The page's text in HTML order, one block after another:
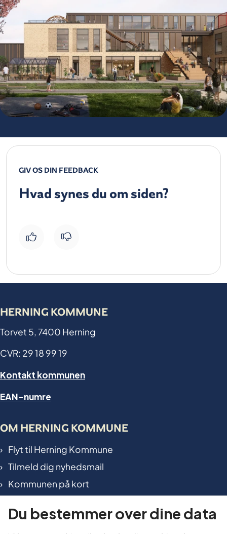
GIV OS DIN FEEDBACK
Hvad synes du om siden?
HERNING KOMMUNE
Torvet 5, 7400 Herning
CVR: 29 18 99 19
Kontakt kommunen
EAN-numre
OM HERNING KOMMUNE
Flyt til Herning Kommune
Tilmeld dig nyhedsmail
Kommunen på kort
International in Herning
Du bestemmer over dine data